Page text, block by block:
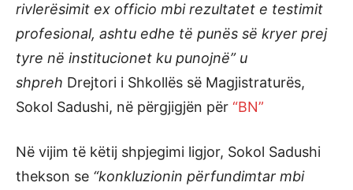
rivlerësimit ex officio mbi rezultatet e testimit
profesional, ashtu edhe të punës së kryer prej
tyre në institucionet ku punojnë” u
shpreh Drejtori i Shkollës së Magjistraturës,
Sokol Sadushi, në përgjigjën për “BN”
Në vijim të këtij shpjegimi ligjor, Sokol Sadushi
thekson se “konkluzionin përfundimtar mbi